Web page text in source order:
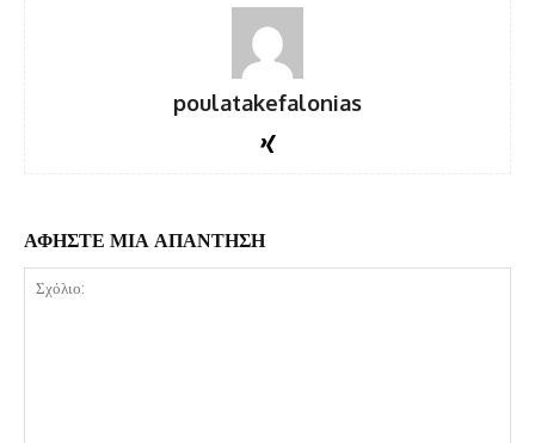
poulatakefalonias
ΑΦΗΣΤΕ ΜΙΑ ΑΠΑΝΤΗΣΗ